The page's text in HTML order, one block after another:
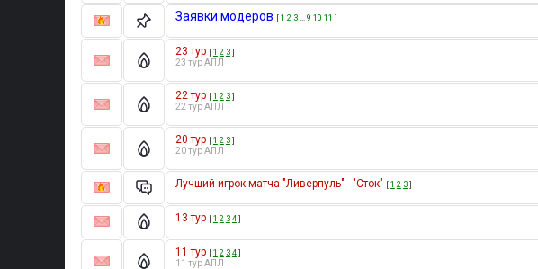
Заявки модеров [1 2 3… 9 10 11 ]
23 тур [1 2 3]
23 тур АПЛ
22 тур [1 2 3]
22 тур АПЛ
20 тур [1 2 3]
20 тур АПЛ
Лучший игрок матча "Ливерпуль" - "Сток" [1 2 3]
13 тур [1 2 34]
11 тур [1 2 34]
11 тур АПЛ